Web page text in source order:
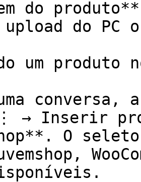
do
do PC
um produto
→ Inserir
O